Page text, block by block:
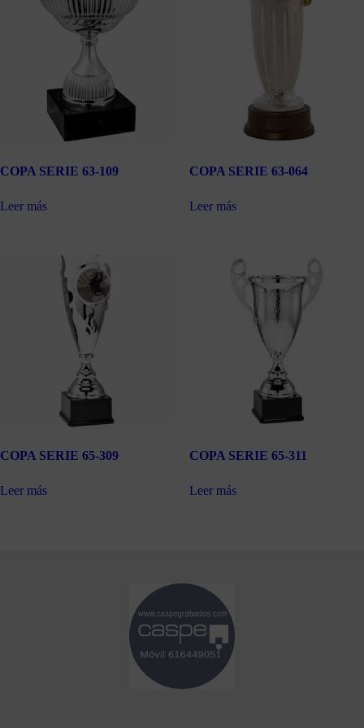
COPA SERIE 63-109
Leer más
COPA SERIE 63-064
Leer más
COPA SERIE 65-309
Leer más
COPA SERIE 65-311
Leer más